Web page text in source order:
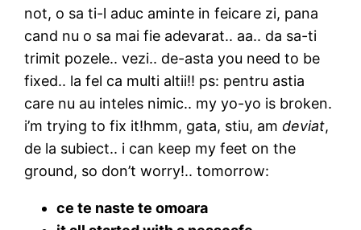
not, o sa ti-l aduc aminte in feicare zi, pana
cand nu o sa mai fie adevarat.. aa.. da sa-ti
trimit pozele.. vezi.. de-asta you need to be
fixed.. la fel ca multi altii!! ps: pentru astia
care nu au inteles nimic.. my yo-yo is broken.
i’m trying to fix it!hmm, gata, stiu, amdeviat,
de la subiect.. i can keep my feet on the
ground, so don’t worry!.. tomorrow:
ce te naste te omoara